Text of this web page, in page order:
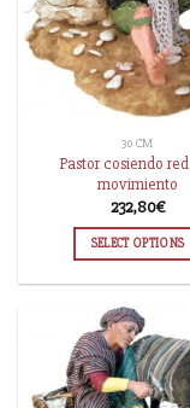
30 CM
Pastor cosiendo
movimiento
232,80€
SELECT OPTIONS